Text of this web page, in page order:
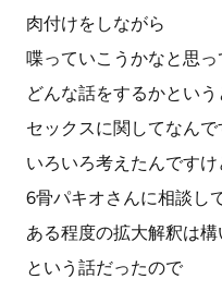
肉付けをしながら
喋っていこうかなと思
どんな話をするかという
セックスに関してなんで
いろいろ考えたんですけ
6骨パキオさんに相談し
ある程度の拡大解釈は構
という話だったので